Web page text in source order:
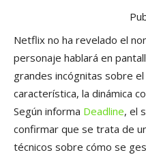
Netflix no ha revelado el
personaje hablará en
grandes incógnitas sobre
característica, la dinámica
Según informa Deadline, el
confirmar que se trata de
técnicos sobre cómo se